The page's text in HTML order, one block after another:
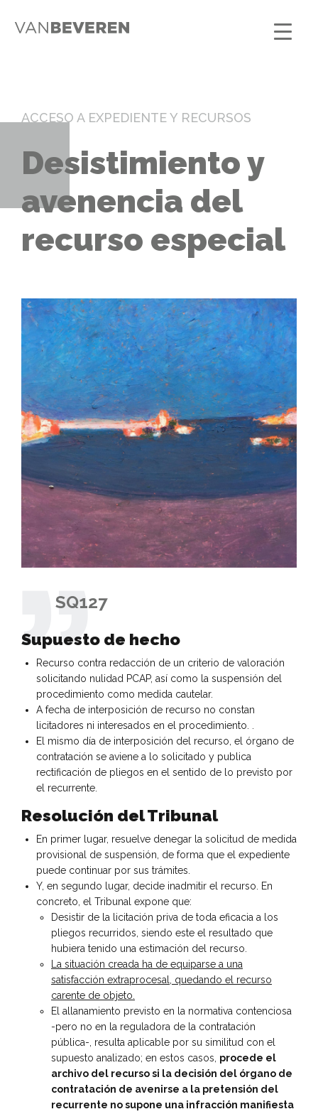
ACCESO A EXPEDIENTE Y RECURSOS
Desistimiento y
avenencia del
recurso especial
SQ127
Supuesto de hecho
Recurso contra redacción de un criterio de valoración
solicitando nulidad PCAP, así como la suspensión del
procedimiento como medida cautelar.
A fecha de interposición de recurso no constan
licitadores ni interesados en el procedimiento. .
El mismo día de interposición del recurso, el órgano de
contratación se aviene a lo solicitado y publica
rectificación de pliegos en el sentido de lo previsto por
el recurrente.
Resolución del Tribunal
En primer lugar, resuelve denegar la solicitud de medida
provisional de suspensión, de forma que el expediente
puede continuar por sus trámites.
Y, en segundo lugar, decide inadmitir el recurso. En
concreto, el Tribunal expone que:
Desistir de la licitación priva de toda eficacia a los
pliegos recurridos, siendo este el resultado que
hubiera tenido una estimación del recurso.
La situación creada ha de equiparse a una
satisfacción extraprocesal, quedando el recurso
carente de objeto.
El allanamiento previsto en la normativa contenciosa
-pero no en la reguladora de la contratación
pública-, resulta aplicable por su similitud con el
supuesto analizado; en estos casos, procede el
archivo del recurso si la decisión del órgano de
contratación de avenirse a la pretensión del
recurrente no supone una infracción manifiesta